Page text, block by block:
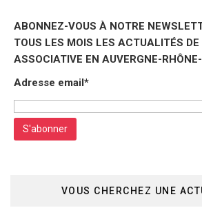
ABONNEZ-VOUS À NOTRE
TOUS LES MOIS LES ACTUALITÉS DE
ASSOCIATIVE EN AUVERGNE-
Adresse email*
VOUS CHERCHEZ UNE